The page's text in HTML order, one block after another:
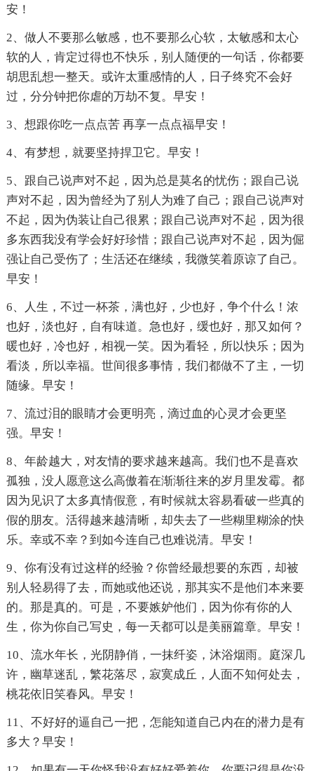
安！
2、做人不要那么敏感，也不要那么心软，太敏感和太心
软的人，肯定过得也不快乐，别人随便的一句话，你都要
胡思乱想一整天。或许太重感情的人，日子终究不会好
过，分分钟把你虐的万劫不复。早安！
3、想跟你吃一点点苦 再享一点点福早安！
4、有梦想，就要坚持捍卫它。早安！
5、跟自己说声对不起，因为总是莫名的忧伤；跟自己说
声对不起，因为曾经为了别人为难了自己；跟自己说声对
不起，因为伪装让自己很累；跟自己说声对不起，因为很
多东西我没有学会好好珍惜；跟自己说声对不起，因为倔
强让自己受伤了；生活还在继续，我微笑着原谅了自己。
早安！
6、人生，不过一杯茶，满也好，少也好，争个什么！浓
也好，淡也好，自有味道。急也好，缓也好，那又如何？
暖也好，冷也好，相视一笑。因为看轻，所以快乐；因为
看淡，所以幸福。世间很多事情，我们都做不了主，一切
随缘。早安！
7、流过泪的眼睛才会更明亮，滴过血的心灵才会更坚
强。早安！
8、年龄越大，对友情的要求越来越高。我们也不是喜欢
孤独，没人愿意这么高傲着在渐渐往来的岁月里发霉。都
因为见识了太多真情假意，有时候就太容易看破一些真的
假的朋友。活得越来越清晰，却失去了一些糊里糊涂的快
乐。幸或不幸？到如今连自己也难说清。早安！
9、你有没有过这样的经验？你曾经最想要的东西，却被
别人轻易得了去，而她或他还说，那其实不是他们本来要
的。那是真的。可是，不要嫉妒他们，因为你有你的人
生，你为你自己写史，每一天都可以是美丽篇章。早安！
10、流水年长，光阴静俏，一抹纤姿，沐浴烟雨。庭深几
许，幽草迷乱，繁花落尽，寂寞成丘，人面不知何处去，
桃花依旧笑春风。早安！
11、不好好的逼自己一把，怎能知道自己内在的潜力是有
多大？早安！